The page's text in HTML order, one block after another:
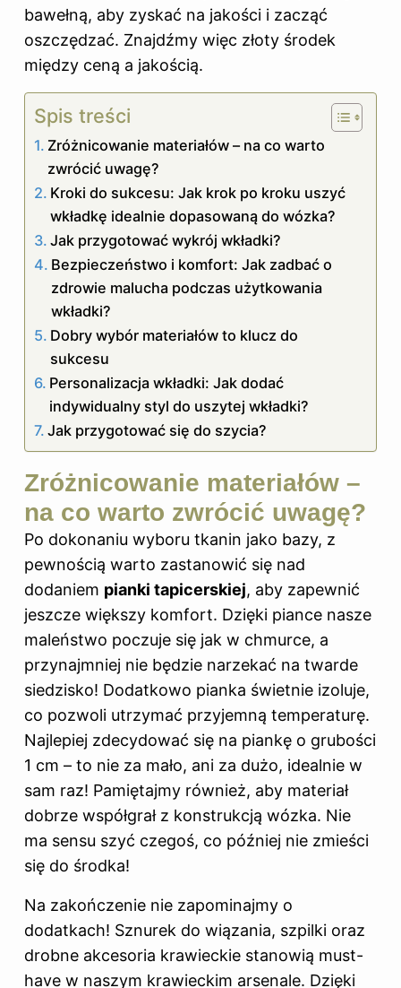
bawełną, aby zyskać na jakości i zacząć
oszczędzać. Znajdźmy więc złoty środek
między ceną a jakością.
Spis treści
Zróżnicowanie materiałów – na co warto
zwrócić uwagę?
Kroki do sukcesu: Jak krok po kroku uszyć
wkładkę idealnie dopasowaną do wózka?
Jak przygotować wykrój wkładki?
Bezpieczeństwo i komfort: Jak zadbać o
zdrowie malucha podczas użytkowania
wkładki?
Dobry wybór materiałów to klucz do
sukcesu
Personalizacja wkładki: Jak dodać
indywidualny styl do uszytej wkładki?
Jak przygotować się do szycia?
Zróżnicowanie materiałów –
na co warto zwrócić uwagę?
Po dokonaniu wyboru tkanin jako bazy, z
pewnością warto zastanowić się nad
dodaniem pianki tapicerskiej, aby zapewnić
jeszcze większy komfort. Dzięki piance nasze
maleństwo poczuje się jak w chmurce, a
przynajmniej nie będzie narzekać na twarde
siedzisko! Dodatkowo pianka świetnie izoluje,
co pozwoli utrzymać przyjemną temperaturę.
Najlepiej zdecydować się na piankę o grubości
1 cm – to nie za mało, ani za dużo, idealnie w
sam raz! Pamiętajmy również, aby materiał
dobrze współgrał z konstrukcją wózka. Nie
ma sensu szyć czegoś, co później nie zmieści
się do środka!
Na zakończenie nie zapominajmy o
dodatkach! Sznurek do wiązania, szpilki oraz
drobne akcesoria krawieckie stanowią must-
have w naszym krawieckim arsenale. Dzięki